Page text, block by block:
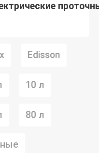
Edisson
10 л
80 л